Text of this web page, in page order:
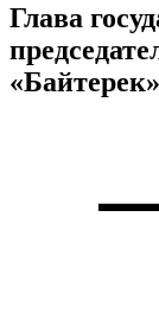
Глава